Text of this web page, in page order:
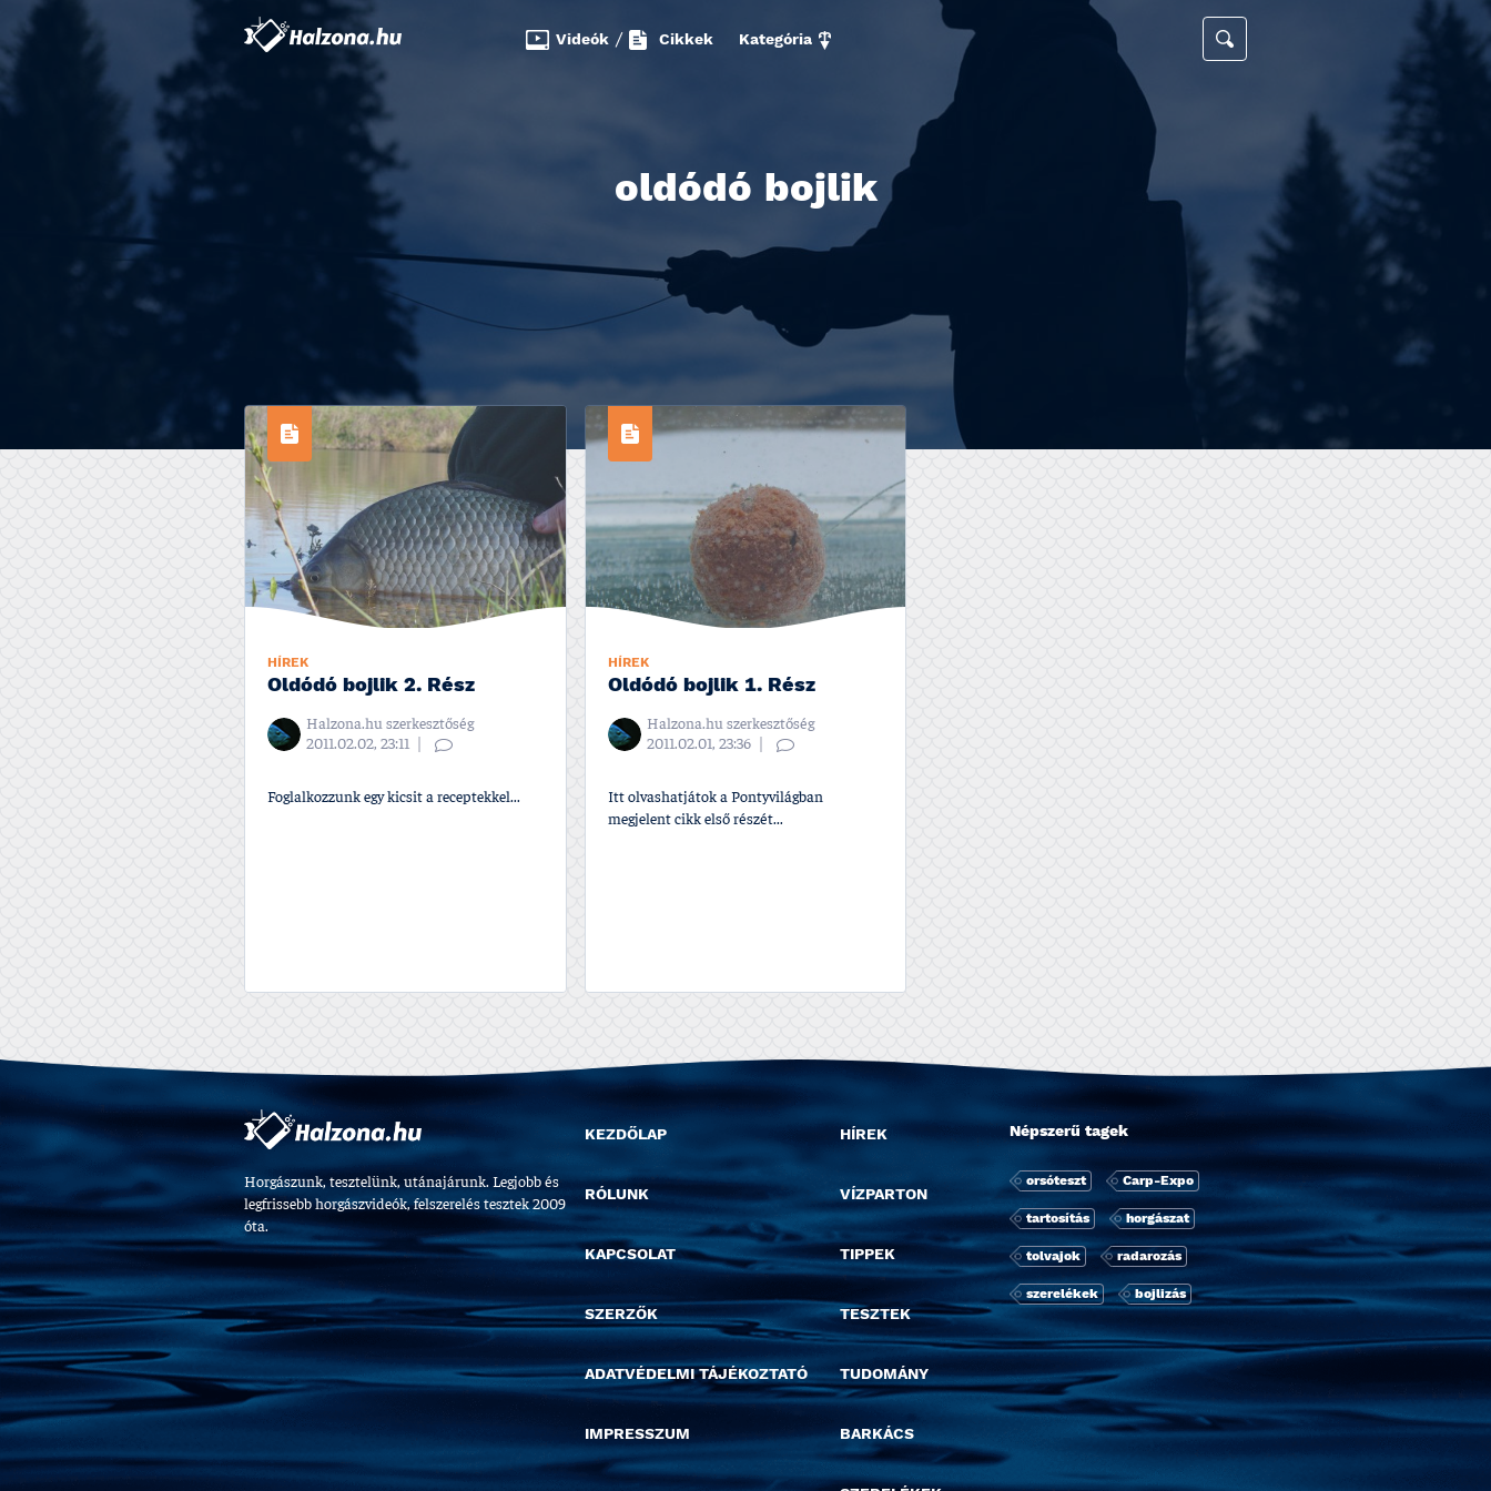
Videók / Cikkek Kategória
oldódó bojlik
HÍREK
Oldódó bojlik 2. Rész
Halzona.hu szerkesztőség
2011.02.02, 23:11
Foglalkozzunk egy kicsit a receptekkel...
HÍREK
Oldódó bojlik 1. Rész
Halzona.hu szerkesztőség
2011.02.01, 23:36
Itt olvashatjátok a Pontyvilágban
megjelent cikk első részét...
Horgászunk, tesztelünk, utánajárunk. Legjobb és
legfrissebb horgászvideók, felszerelés tesztek 2009
óta.
KEZDŐLAP
RÓLUNK
KAPCSOLAT
SZERZŐK
ADATVÉDELMI TÁJÉKOZTATÓ
IMPRESSZUM
HÍREK
VÍZPARTON
TIPPEK
TESZTEK
TUDOMÁNY
BARKÁCS
Népszerű tagek
orsóteszt Carp-Expo
tartosí­tás horgászat
tolvajok radarozás
szerelékek bojlizás